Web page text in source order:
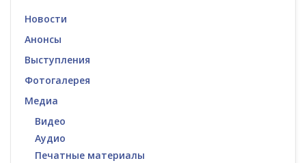
Новости
Анонсы
Выступления
Фотогалерея
Медиа
Видео
Аудио
Печатные материалы